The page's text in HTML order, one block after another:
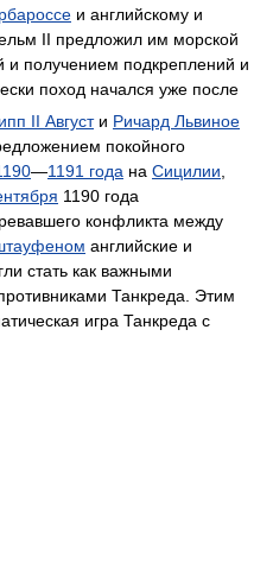
и английскому и
II предложил им морской
и получением подкреплений и
поход начался уже после
II Августи Ричард Львиное
покойного
—1191 года на Сицилии
1190 года
конфликта между
английские и
стать как важными
Танкреда. Этим
игра Танкреда с